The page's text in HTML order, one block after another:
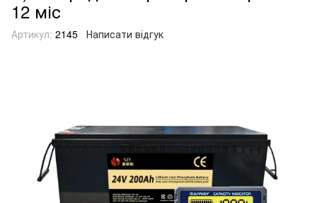
12 міс
Артикул: 2145 Написати відгук